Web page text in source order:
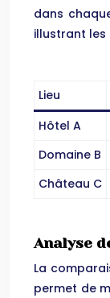
dans
illustrant les
Lieu
Hôtel A
Domaine B
Château C
Analyse
La
permet de